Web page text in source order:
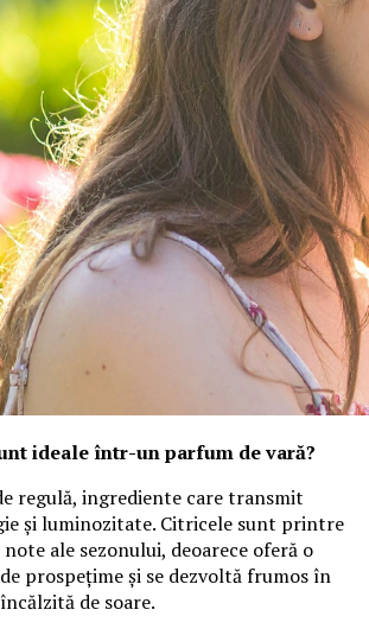
ideale într-un parfum de vară?
regulă, ingrediente care transmit
și luminozitate. Citricele sunt printre
ale sezonului, deoarece oferă o
prospețime și se dezvoltă frumos în
de soare.